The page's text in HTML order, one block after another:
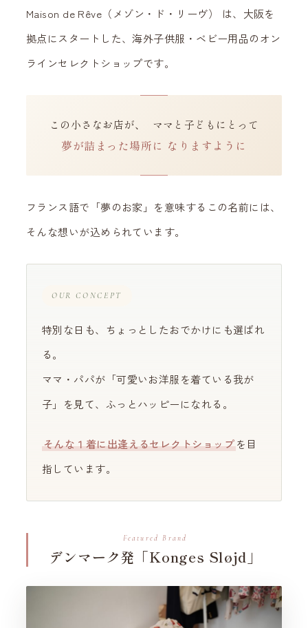
Maison de Rêve（メゾン・ド・リーヴ）
は、大阪を
拠点にスタートした、海外子供服・ベビー用品のオン
ラインセレクトショップです。
この小さなお店が、 ママと子どもにとって
夢が詰まった場所に なりますように
フランス語で「夢のお家」を意味するこの名前には、
そんな想いが込められています。
OUR CONCEPT
特別な日も、ちょっとしたおでかけにも選ばれ
る。
ママ・パパが「可愛いお洋服を着ている我が
子」を見て、ふっとハッピーになれる。
そんな１着に出逢えるセレクトショップを目
指しています。
Featured Brand
デンマーク発 「Konges Sløjd」